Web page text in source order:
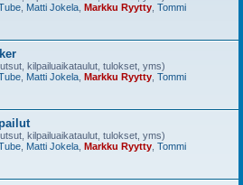
Matti Jokela Markku Ryytty Tommi
kilpailuaikataulut, tulokset, yms)
Matti Jokela Markku Ryytty Tommi
kilpailuaikataulut, tulokset, yms)
Matti Jokela Markku Ryytty Tommi